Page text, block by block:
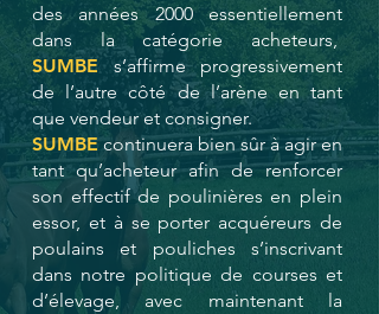
des années 2000 essentiellement
dans la catégorie acheteurs,
SUMBEs’affirme progressivement
de l’autre côté de l’arène en tant
que vendeur et consigner.
SUMBEcontinuera bien sûr à agir en
tant qu’acheteur afin de renforcer
son effectif de poulinières en plein
essor, et à se porter acquéreurs de
poulains et pouliches s’inscrivant
dans notre politique de courses et
d’élevage, avec maintenant la